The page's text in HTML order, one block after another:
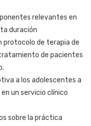
relevantes en
duración
protocolo de terapia de
de pacientes
a los adolescentes a
un servicio clínico
sobre la práctica